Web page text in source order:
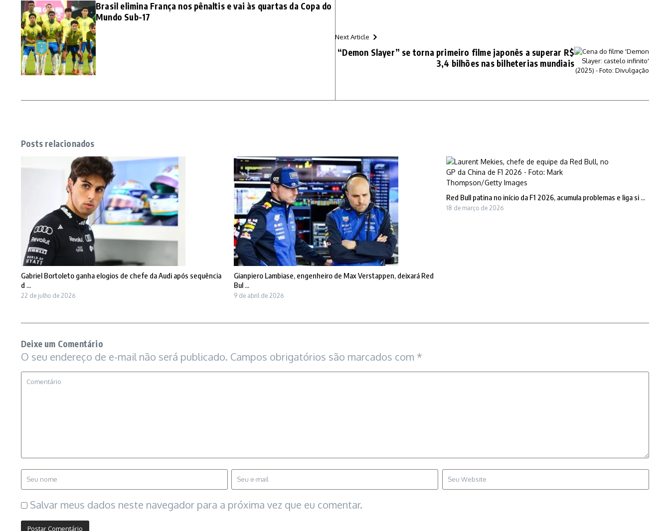
Brasil elimina França nos pênaltis e vai às quartas da Copa do
Mundo Sub-17
Next Article
“Demon Slayer” se torna primeiro filme japonês a superar R$
3,4 bilhões nas bilheterias mundiais
Posts relacionados
Gabriel Bortoleto ganha elogios de chefe da Audi após sequência
d ...
22 de julho de 2026
Gianpiero Lambiase, engenheiro de Max Verstappen, deixará Red
Bul ...
9 de abril de 2026
Red Bull patina no início da F1 2026, acumula problemas e liga si ...
18 de março de 2026
Deixe um Comentário
O seu endereço de e-mail não será publicado. Campos obrigatórios são marcados com *
Salvar meus dados neste navegador para a próxima vez que eu comentar.